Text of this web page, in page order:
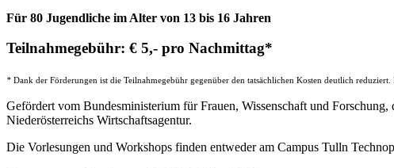
Für 80 Jugendliche im Alter von 13 bis 16 Jahren
Teilnahmegebühr: € 5,- pro Nachmittag*
* Dank der Förderungen ist die Teilnahmegebühr gegenüber den tatsächlichen Kosten deutlich
Gefördert vom Bundesministerium für Frauen, Wissenschaft und
Niederösterreichs Wirtschaftsagentur.
Die Vorlesungen und Workshops finden entweder am Campus Tulln